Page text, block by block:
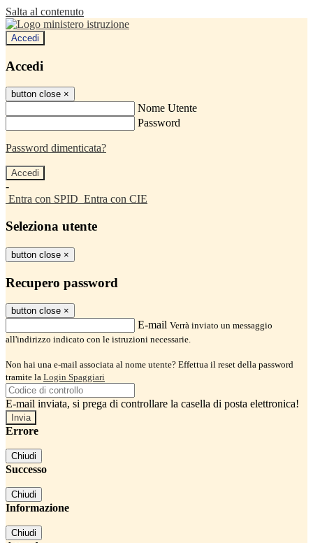
Salta al contenuto
Accedi
Accedi
button close ×
Nome Utente
Password
Password dimenticata?
-
Entra con SPID Entra con CIE
Seleziona utente
button close ×
Recupero password
button close ×
E-mail Verrà inviato un messaggio
all'indirizzo indicato con le istruzioni necessarie.
Non hai una e-mail associata al nome utente? Effettua il reset della password
tramite la Login Spaggiari
E-mail inviata, si prega di controllare la casella di posta elettronica!
Errore
Chiudi
Successo
Chiudi
Informazione
Chiudi